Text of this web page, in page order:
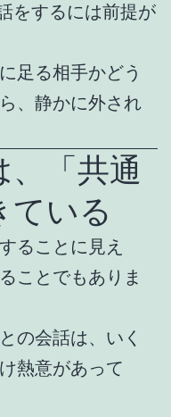
をするには前提が
足る相手かどう
、静かに外され
「共通
ている
ることに見え
ことでもありま
の会話は、いく
熱意があって